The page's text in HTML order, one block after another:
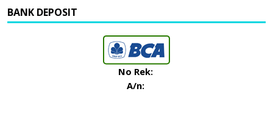
BANK DEPOSIT
No Rek:
A/n: